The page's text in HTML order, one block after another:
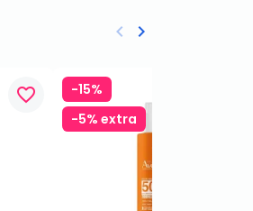
favorite_border
-15%
-5% extra
Anterior
keyboard_arrow_left Siguiente
keyboard_arrow_right